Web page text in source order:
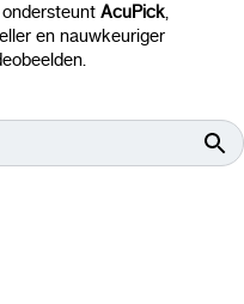
ondersteunt AcuPick,
en nauwkeuriger